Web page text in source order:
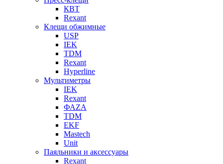
КВТ
Rexant
Клещи обжимные
USP
IEK
TDM
Rexant
Hyperline
Мультиметры
IEK
Rexant
ФАZА
TDM
EKF
Mastech
Unit
Паяльники и аксессуары
Rexant